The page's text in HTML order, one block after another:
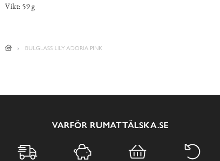
Vikt: 59 g
BULGLASS LILY ADORIA PINK
VARFÖR RUMATTÄLSKA.SE